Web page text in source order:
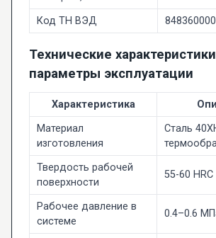
Код ТН ВЭД
Технические
параметры эксплуатации
Характеристика
Материал
изготовления
Сталь
Твердость рабочей
поверхности
55-60 HRC
Рабочее давление в
системе
0.4–0.6